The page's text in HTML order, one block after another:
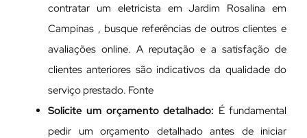
contratar um eletricista em Jardim Rosalina em
Campinas , busque referências de outros clientes e
avaliações online. A reputação e a satisfação de
clientes anteriores são indicativos da qualidade do
serviço prestado. Fonte
Solicite um orçamento detalhado: É fundamental
pedir um orçamento detalhado antes de iniciar